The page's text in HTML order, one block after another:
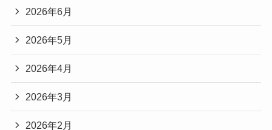
2026年6月
2026年5月
2026年4月
2026年3月
2026年2月